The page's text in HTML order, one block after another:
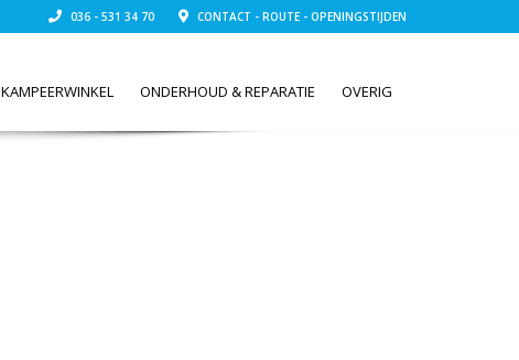
036 - 531 34 70 CONTACT - ROUTE - OPENINGSTIJDEN
KAMPEERWINKEL ONDERHOUD & REPARATIE OVERIG